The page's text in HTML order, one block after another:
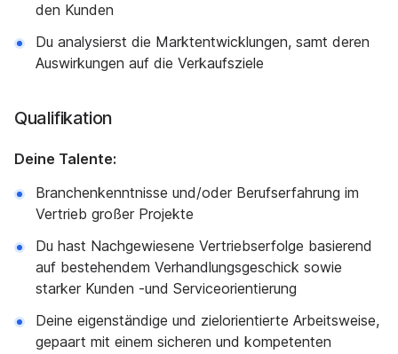
den Kunden
Du analysierst die Marktentwicklungen, samt deren
Auswirkungen auf die Verkaufsziele
Qualifikation
Deine Talente:
Branchenkenntnisse und/oder Berufserfahrung im
Vertrieb großer Projekte
Du hast Nachgewiesene Vertriebserfolge basierend
auf bestehendem Verhandlungsgeschick sowie
starker Kunden -und Serviceorientierung
Deine eigenständige und zielorientierte Arbeitsweise,
gepaart mit einem sicheren und kompetenten